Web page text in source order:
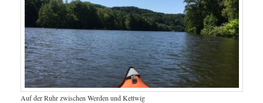
Auf der Ruhr zwischen Werden und Kettwig